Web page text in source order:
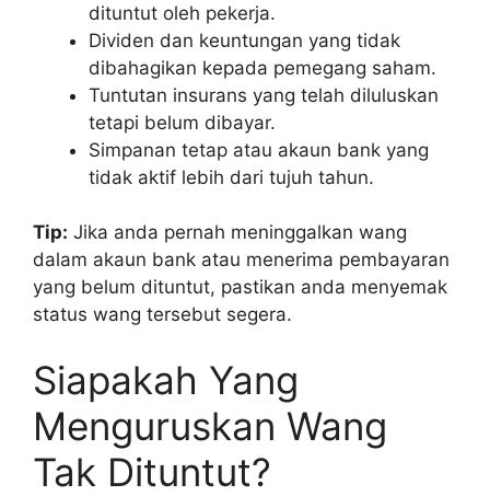
dituntut oleh pekerja.
Dividen dan keuntungan yang tidak
dibahagikan kepada pemegang saham.
Tuntutan insurans yang telah diluluskan
tetapi belum dibayar.
Simpanan tetap atau akaun bank yang
tidak aktif lebih dari tujuh tahun.
Tip: Jika anda pernah meninggalkan wang
dalam akaun bank atau menerima pembayaran
yang belum dituntut, pastikan anda menyemak
status wang tersebut segera.
Siapakah Yang
Menguruskan Wang
Tak Dituntut?